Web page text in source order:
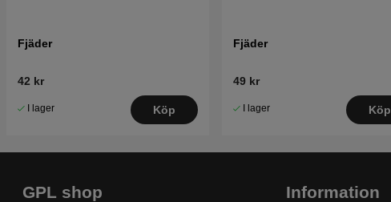
Fjäder
42 kr
I lager Köp
Fjäder
49 kr
I lager Köp
GPL shop Information